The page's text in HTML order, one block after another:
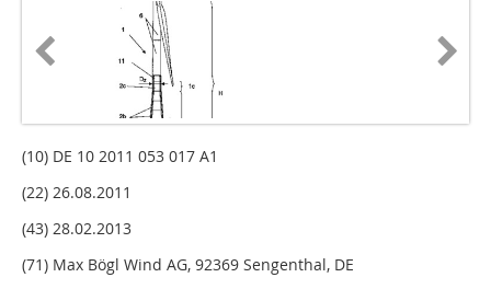
(10) DE 10 2011 053 017 A1
(22) 26.08.2011
(43) 28.02.2013
(71) Max Bögl Wind AG, 92369 Sengenthal, DE